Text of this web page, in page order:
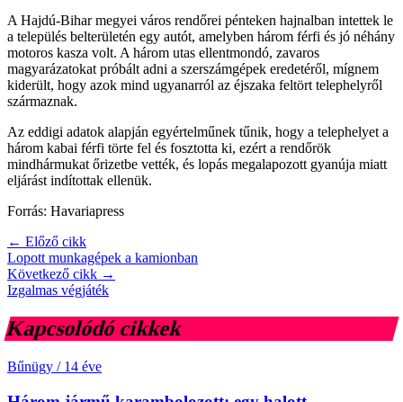
A Hajdú-Bihar megyei város rendőrei pénteken hajnalban intettek le
a település belterületén egy autót, amelyben három férfi és jó néhány
motoros kasza volt. A három utas ellentmondó, zavaros
magyarázatokat próbált adni a szerszámgépek eredetéről, mígnem
kiderült, hogy azok mind ugyanarról az éjszaka feltört telephelyről
származnak.
Az eddigi adatok alapján egyértelműnek tűnik, hogy a telephelyet a
három kabai férfi törte fel és fosztotta ki, ezért a rendőrök
mindhármukat őrizetbe vették, és lopás megalapozott gyanúja miatt
eljárást indítottak ellenük.
Forrás: Havariapress
← Előző cikk
Lopott munkagépek a kamionban
Következő cikk →
Izgalmas végjáték
Kapcsolódó cikkek
Bűnügy / 14 éve